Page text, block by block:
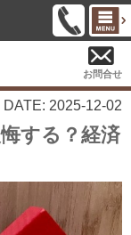
お問合せ
DATE: 2025-12-02
する？経済